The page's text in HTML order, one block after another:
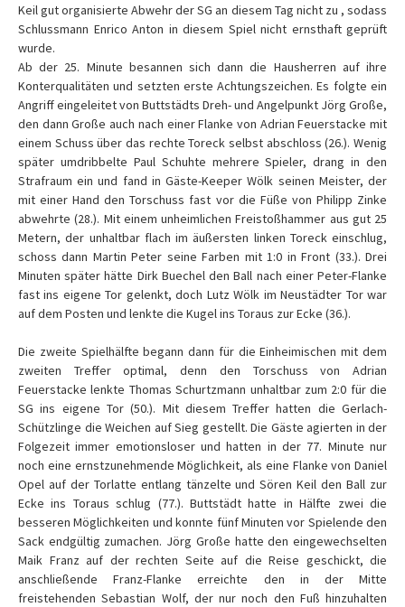
Keil gut organisierte Abwehr der SG an diesem Tag nicht zu , sodass
Schlussmann Enrico Anton in diesem Spiel nicht ernsthaft geprüft
wurde.
Ab der 25. Minute besannen sich dann die Hausherren auf ihre
Konterqualitäten und setzten erste Achtungszeichen. Es folgte ein
Angriff eingeleitet von Buttstädts Dreh- und Angelpunkt Jörg Große,
den dann Große auch nach einer Flanke von Adrian Feuerstacke mit
einem Schuss über das rechte Toreck selbst abschloss (26.). Wenig
später umdribbelte Paul Schuhte mehrere Spieler, drang in den
Strafraum ein und fand in Gäste-Keeper Wölk seinen Meister, der
mit einer Hand den Torschuss fast vor die Füße von Philipp Zinke
abwehrte (28.). Mit einem unheimlichen Freistoßhammer aus gut 25
Metern, der unhaltbar flach im äußersten linken Toreck einschlug,
schoss dann Martin Peter seine Farben mit 1:0 in Front (33.). Drei
Minuten später hätte Dirk Buechel den Ball nach einer Peter-Flanke
fast ins eigene Tor gelenkt, doch Lutz Wölk im Neustädter Tor war
auf dem Posten und lenkte die Kugel ins Toraus zur Ecke (36.).
Die zweite Spielhälfte begann dann für die Einheimischen mit dem
zweiten Treffer optimal, denn den Torschuss von Adrian
Feuerstacke lenkte Thomas Schurtzmann unhaltbar zum 2:0 für die
SG ins eigene Tor (50.). Mit diesem Treffer hatten die Gerlach-
Schützlinge die Weichen auf Sieg gestellt. Die Gäste agierten in der
Folgezeit immer emotionsloser und hatten in der 77. Minute nur
noch eine ernstzunehmende Möglichkeit, als eine Flanke von Daniel
Opel auf der Torlatte entlang tänzelte und Sören Keil den Ball zur
Ecke ins Toraus schlug (77.). Buttstädt hatte in Hälfte zwei die
besseren Möglichkeiten und konnte fünf Minuten vor Spielende den
Sack endgültig zumachen. Jörg Große hatte den eingewechselten
Maik Franz auf der rechten Seite auf die Reise geschickt, die
anschließende Franz-Flanke erreichte den in der Mitte
freistehenden Sebastian Wolf, der nur noch den Fuß hinzuhalten